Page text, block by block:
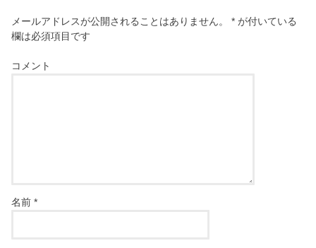
メールアドレスが公開されることはありません。 * が付いている
欄は必須項目です
コメント
名前*